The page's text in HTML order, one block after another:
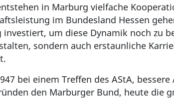
in Marburg vielfache
im Bundesland Hessen
um diese Dynamik noch zu
sondern auch erstaunliche
bei einem Treffen des AStA,
den Marburger Bund, heute die